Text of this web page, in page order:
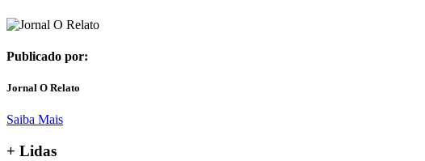
Publicado por:
Jornal O Relato
Saiba Mais
+ Lidas